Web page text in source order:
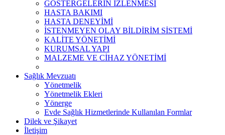
GÖSTERGELERİN İZLENMESİ
HASTA BAKIMI
HASTA DENEYİMİ
İSTENMEYEN OLAY BİLDİRİM SİSTEMİ
KALİTE YÖNETİMİ
KURUMSAL YAPI
MALZEME VE CİHAZ YÖNETİMİ
Sağlık Mevzuatı
Yönetmelik
Yönetmelik Ekleri
Yönerge
Evde Sağlık Hizmetlerinde Kullanılan Formlar
Dilek ve Şikayet
İletişim